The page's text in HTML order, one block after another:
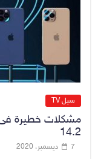
سيل TV
14.2
7 ديسمبر، 2020